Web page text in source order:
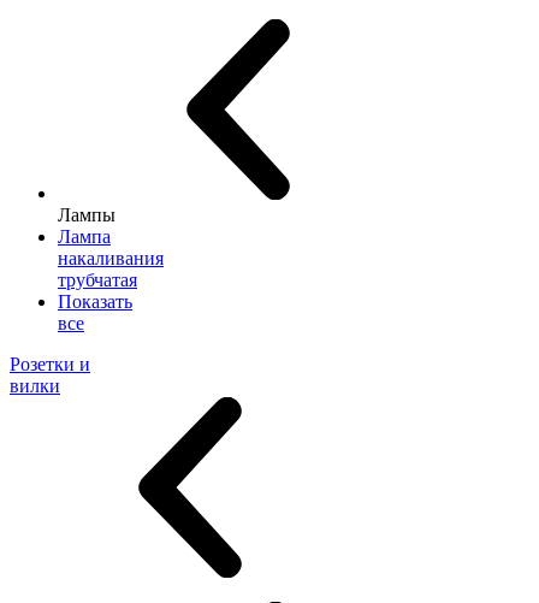
Лампы
Лампа
накаливания
трубчатая
Показать
все
Розетки и
вилки